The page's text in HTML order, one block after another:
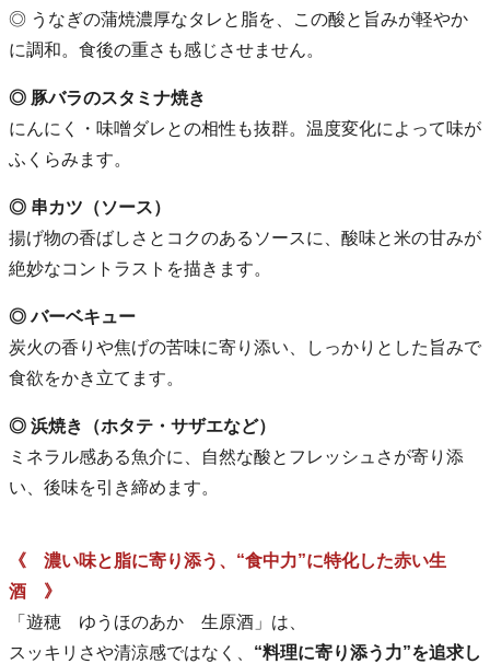
◎ うなぎの蒲焼濃厚なタレと脂を、この酸と旨みが軽やか
に調和。食後の重さも感じさせません。
◎ 豚バラのスタミナ焼き
にんにく・味噌ダレとの相性も抜群。温度変化によって味が
ふくらみます。
◎ 串カツ（ソース）
揚げ物の香ばしさとコクのあるソースに、酸味と米の甘みが
絶妙なコントラストを描きます。
◎ バーベキュー
炭火の香りや焦げの苦味に寄り添い、しっかりとした旨みで
食欲をかき立てます。
◎ 浜焼き（ホタテ・サザエなど）
ミネラル感ある魚介に、自然な酸とフレッシュさが寄り添
い、後味を引き締めます。
《 濃い味と脂に寄り添う、“食中力”に特化した赤い生
酒 》
「遊穂 ゆうほのあか 生原酒」は、
スッキリさや清涼感ではなく、 “料理に寄り添う力”を追求し